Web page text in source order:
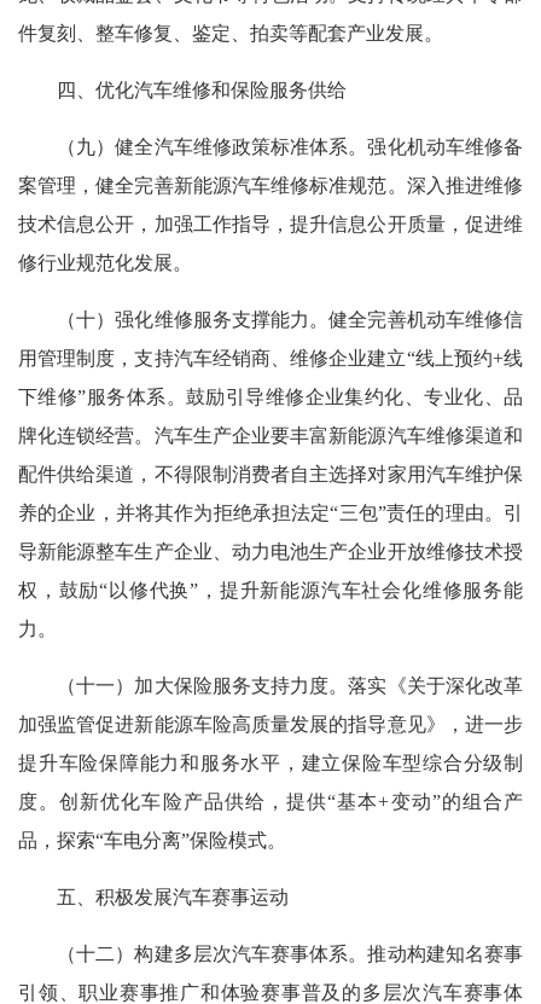
件复刻、整车修复、鉴定、拍卖等配套产业发展。
四、优化汽车维修和保险服务供给
（九）健全汽车维修政策标准体系。强化机动车维修备
案管理，健全完善新能源汽车维修标准规范。深入推进维修
技术信息公开，加强工作指导，提升信息公开质量，促进维
修行业规范化发展。
（十）强化维修服务支撑能力。健全完善机动车维修信
用管理制度，支持汽车经销商、维修企业建立“线上预约+线
下维修”服务体系。鼓励引导维修企业集约化、专业化、品
牌化连锁经营。汽车生产企业要丰富新能源汽车维修渠道和
配件供给渠道，不得限制消费者自主选择对家用汽车维护保
养的企业，并将其作为拒绝承担法定“三包”责任的理由。引
导新能源整车生产企业、动力电池生产企业开放维修技术授
权，鼓励“以修代换”，提升新能源汽车社会化维修服务能
力。
（十一）加大保险服务支持力度。落实《关于深化改革
加强监管促进新能源车险高质量发展的指导意见》，进一步
提升车险保障能力和服务水平，建立保险车型综合分级制
度。创新优化车险产品供给，提供“基本+变动”的组合产
品，探索“车电分离”保险模式。
五、积极发展汽车赛事运动
（十二）构建多层次汽车赛事体系。推动构建知名赛事
引领、职业赛事推广和体验赛事普及的多层次汽车赛事体